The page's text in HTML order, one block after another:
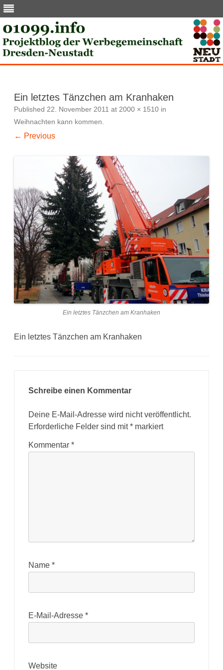
Ein letztes Tänzchen am Kranhaken
Published 22. November 2011 at 2000 × 1510 in
Weihnachten kann kommen.
← Previous
Ein letztes Tänzchen am Kranhaken
Ein letztes Tänzchen am Kranhaken
Schreibe einen Kommentar
Deine E-Mail-Adresse wird nicht veröffentlicht.
Erforderliche Felder sind mit* markiert
Kommentar *
Name *
E-Mail-Adresse *
Website